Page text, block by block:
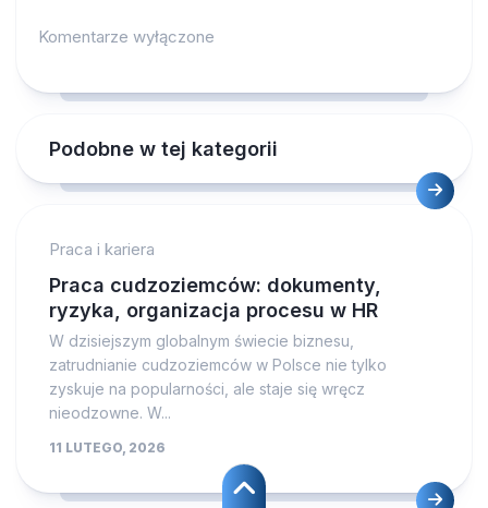
Komentarze wyłączone
Podobne w tej kategorii
Praca i kariera
Praca cudzoziemców: dokumenty,
ryzyka, organizacja procesu w HR
W dzisiejszym globalnym świecie biznesu,
zatrudnianie cudzoziemców w Polsce nie tylko
zyskuje na popularności, ale staje się wręcz
nieodzowne. W...
11 LUTEGO, 2026